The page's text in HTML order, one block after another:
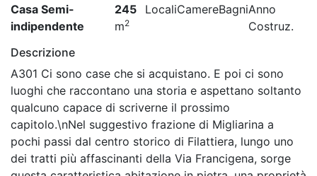
Casa Semi-
indipendente
245
m2
LocaliCamereBagniAnno
Costruz.
Descrizione
A301 Ci sono case che si acquistano. E poi ci sono
luoghi che raccontano una storia e aspettano soltanto
qualcuno capace di scriverne il prossimo
capitolo.\nNel suggestivo frazione di Migliarina a
pochi passi dal centro storico di Filattiera, lungo uno
dei tratti più affascinanti della Via Francigena, sorge